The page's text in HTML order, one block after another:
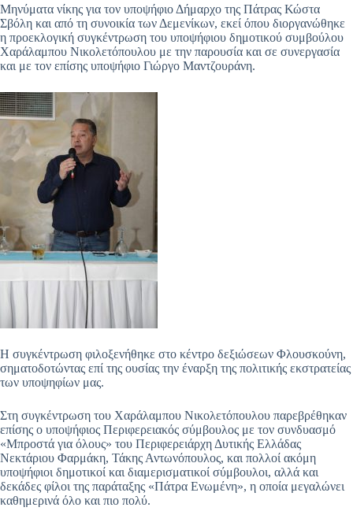
Μηνύματα νίκης για τον υποψήφιο Δήμαρχο της Πάτρας Κώστα
Σβόλη και από τη συνοικία των Δεμενίκων, εκεί όπου διοργανώθηκε
η προεκλογική συγκέντρωση του υποψήφιου δημοτικού συμβούλου
Χαράλαμπου Νικολετόπουλου με την παρουσία και σε συνεργασία
και με τον επίσης υποψήφιο Γιώργο Μαντζουράνη.
Η συγκέντρωση φιλοξενήθηκε στο κέντρο δεξιώσεων Φλουσκούνη,
σηματοδοτώντας επί της ουσίας την έναρξη της πολιτικής εκστρατείας
των υποψηφίων μας.
Στη συγκέντρωση του Χαράλαμπου Νικολετόπουλου παρεβρέθηκαν
επίσης ο υποψήφιος Περιφερειακός σύμβουλος με τον συνδυασμό
«Μπροστά για όλους» του Περιφερειάρχη Δυτικής Ελλάδας
Νεκτάριου Φαρμάκη, Τάκης Αντωνόπουλος, και πολλοί ακόμη
υποψήφιοι δημοτικοί και διαμερισματικοί σύμβουλοι, αλλά και
δεκάδες φίλοι της παράταξης «Πάτρα Ενωμένη», η οποία μεγαλώνει
καθημερινά όλο και πιο πολύ.